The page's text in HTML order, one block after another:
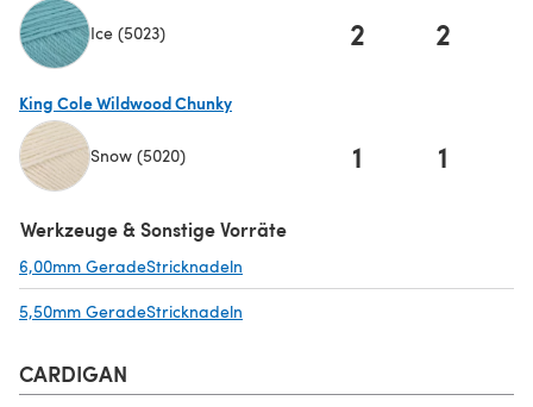
Ice (5023) 2 2
King Cole Wildwood Chunky
Snow (5020) 1 1
Werkzeuge & Sonstige Vorräte
6,00mm GeradeStricknadeln
5,50mm GeradeStricknadeln
CARDIGAN